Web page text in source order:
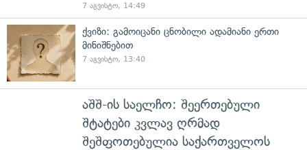
7 აგვისტო, 14:49
ქვიზი: გამოიცანი ცნობილი ადამიანი ერთი
მინიშნებით
7 აგვისტო, 13:40
აშშ-ის საელჩო: შეერთებული
შტატები კვლავ ღრმად
შეშფოთებულია საქართველოს